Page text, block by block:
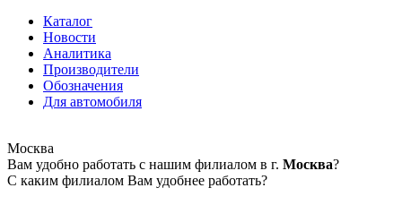
Каталог
Новости
Аналитика
Производители
Обозначения
Для автомобиля
Москва
Вам удобно работать с нашим филиалом в г. Москва?
С каким филиалом Вам удобнее работать?